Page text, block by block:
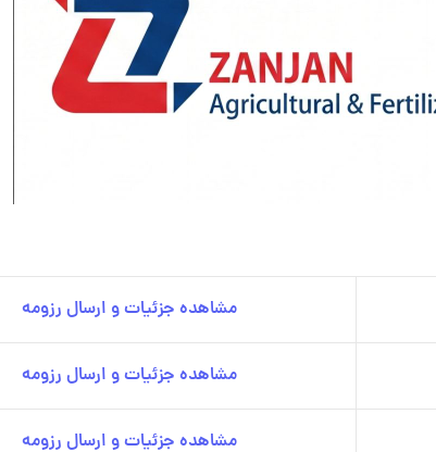
مشاهده جزئیات و ارسال رزومه
مشاهده جزئیات و ارسال رزومه
مشاهده جزئیات و ارسال رزومه